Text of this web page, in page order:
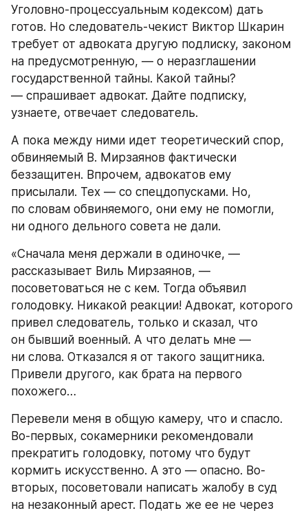
Уголовно-процессуальным кодексом) дать
готов. Но следователь-чекист Виктор Шкарин
требует от адвоката другую подлиску, законом
на предусмотренную, — о неразглашении
государственной тайны. Какой тайны?
— спрашивает адвокат. Дайте подписку,
узнаете, отвечает следователь.
А пока между ними идет теоретический спор,
обвиняемый В. Мирзаянов фактически
беззащитен. Впрочем, адвокатов ему
присылали. Тех — со спецдопусками. Но,
по словам обвиняемого, они ему не помогли,
ни одного дельного совета не дали.
«Сначала меня держали в одиночке, —
рассказывает Виль Мирзаянов, —
посоветоваться не с кем. Тогда объявил
голодовку. Никакой реакции! Адвокат, которого
привел следователь, только и сказал, что
он бывший военный. А что делать мне —
ни слова. Отказался я от такого защитника.
Привели другого, как брата на первого
похожего…
Перевели меня в общую камеру, что и спасло.
Во-первых, сокамерники рекомендовали
прекратить голодовку, потому что будут
кормить искусственно. А это — опасно. Во-
вторых, посоветовали написать жалобу в суд
на незаконный арест. Подать же ее не через